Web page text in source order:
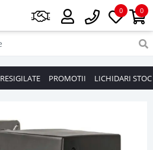
0
0
RESIGILATE PROMOTII LICHIDARI STOC